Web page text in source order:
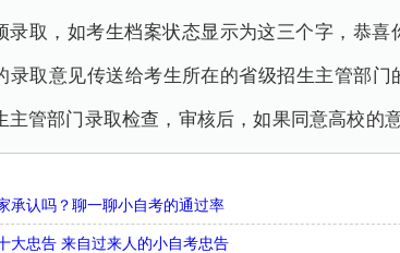
录取，如考生档案状态显示为这三个字，恭
录取意见传送给考生所在的省级招生主管部
主管部门录取检查，审核后，如果同意高校的
承认吗？聊一聊小自考的通过率
大忠告 来自过来人的小自考忠告